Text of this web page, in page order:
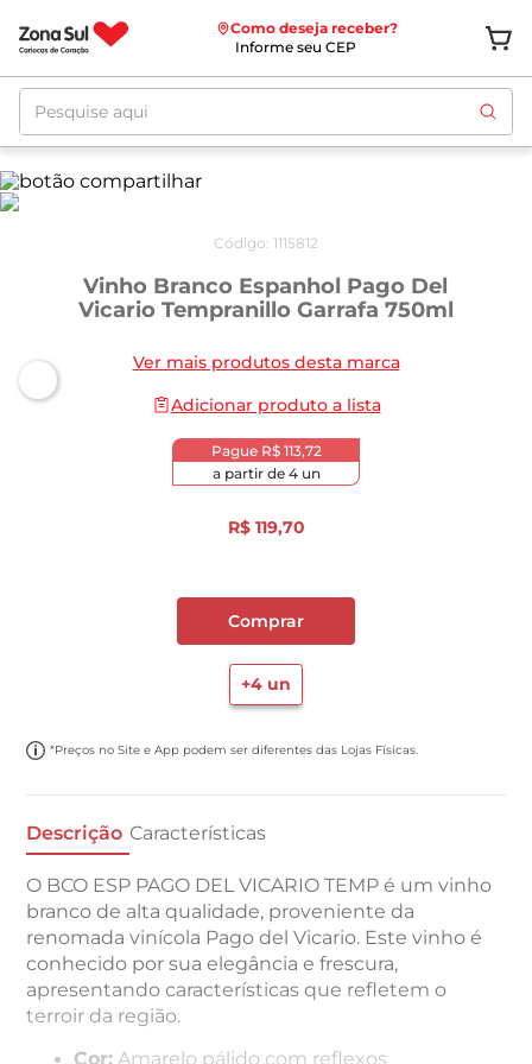
Como deseja receber?
Informe seu CEP
Pesquise aqui
Código: 1115812
Vinho Branco Espanhol Pago Del
Vicario Tempranillo Garrafa 750ml
Ver mais produtos desta marca
Adicionar produto a lista
Pague R$ 113,72
a partir de 4un
R$ 119,70
Comprar
+4 un
*Preços no Site e App podem ser diferentes das Lojas Físicas.
Descrição Características
O BCO ESP PAGO DEL VICARIO TEMP é um vinho
branco de alta qualidade, proveniente da
renomada vinícola Pago del Vicario. Este vinho é
conhecido por sua elegância e frescura,
apresentando características que refletem o
terroir da região.
Cor: Amarelo pálido com reflexos